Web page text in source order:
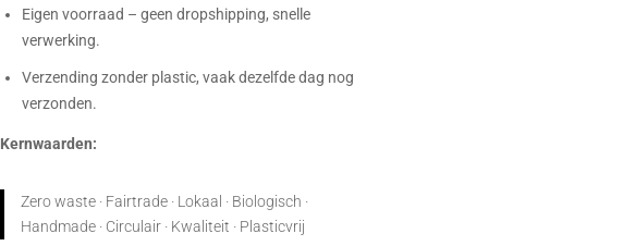
Eigen voorraad – geen dropshipping, snelle
verwerking.
Verzending zonder plastic, vaak dezelfde dag nog
verzonden.
Kernwaarden:
Zero waste · Fairtrade · Lokaal · Biologisch ·
Handmade · Circulair · Kwaliteit · Plasticvrij